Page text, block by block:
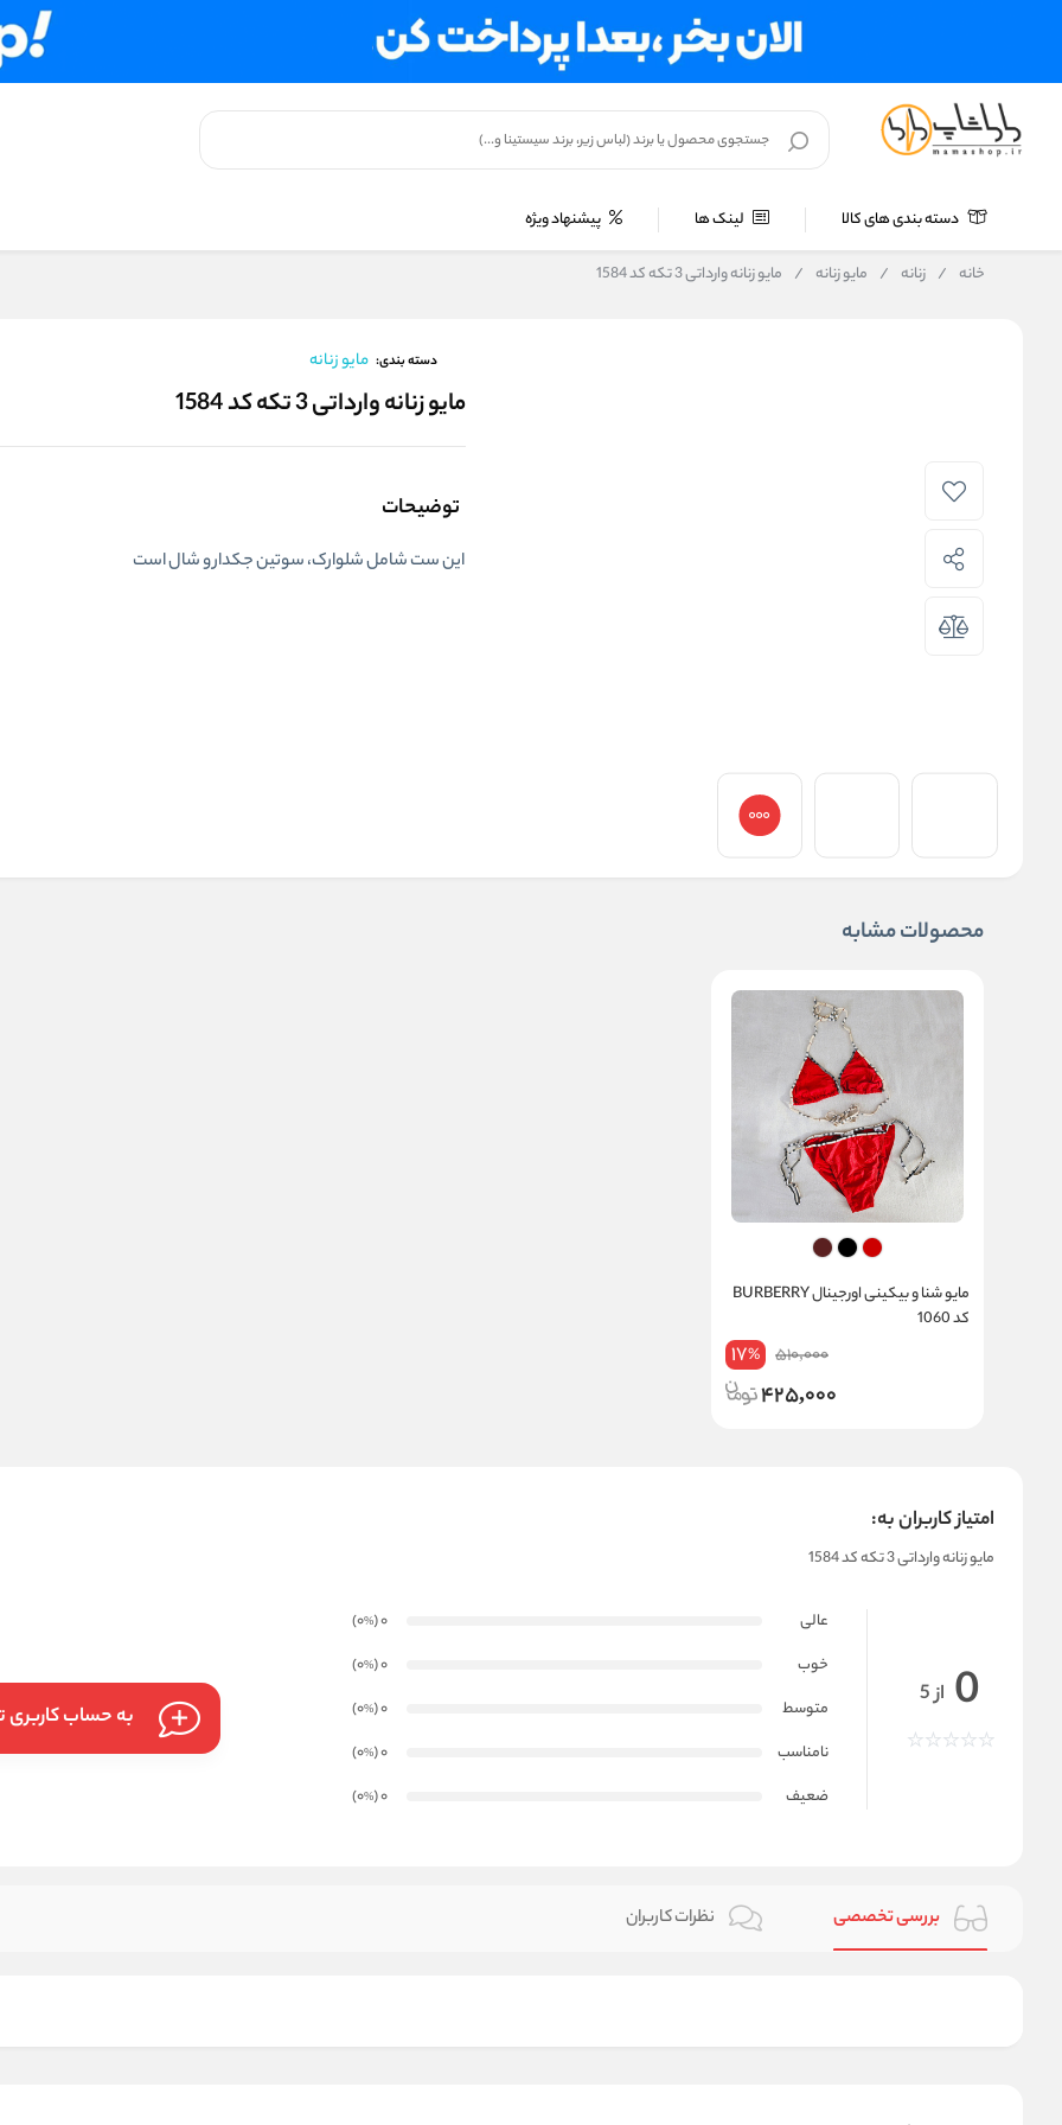
دسته بندی های کالا لینک ها پیشنهاد ویژه
خانه / زنانه / مایو زنانه / مایو زنانه وارداتی 3 تکه کد 1584
دسته بندی: مایو زنانه
مایو زنانه وارداتی 3 تکه کد 1584
توضیحات
این ست شامل شلوارک، سوتین جکدار و شال است
محصولات مشابه
مایو شنا و بیکینی اورجینال BURBERRY
کد 1060
510,000
17%
425,000
امتیاز کاربران به:
مایو زنانه وارداتی 3 تکه کد 1584
0 از 5
عالی 0
(0
%
)
خوب
0
(0
%
)
متوسط
0
(0
%
)
نامناسب
0
(0
%
)
ضعیف
0
(0
%
)
به حساب کاربری
بررسی تخصصی نظرات کاربران